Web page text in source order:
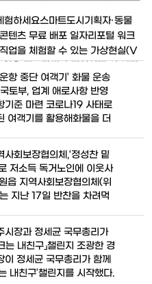
험하세요스마트도시기획자·동물
텐츠 무료 배포 일자리포털 워크
을 체험할 수 있는 가상현실(V
은 진로탐색과 직업선택 시 가장
래직업을 직접 체험하기는 어렵
하게 되었다고 밝혔다.한편 고
항 중단 여객기’ 화물 운송
토부, 업계 애로사항 반영
기준 마련 코로나19 사태로
여객기를 활용해화물을 더
을 운송할 수 있도록 추가
마련해 18일부터 시행한
난달 말 독일 프랑크푸르트
아나 특별 전세기에 약 13
반을 위한
사회보장협의체,‘정성찬 밑
저소득 독거노인에 이웃사
읍 지역사회보장협의체(위
지난 17일 반찬을 차려먹
’을 진행했다. 이날 봉사활
여 명의 위원들은 코로나19
해 마스크를 착용하고 관내
르신들에게 불고기, 소고기
시장과 정세균 국무총리가
는 내친구」챌린지 조광한 경
이 정세균 국무총리가 함께
내친구’챌린지를 시작했다.